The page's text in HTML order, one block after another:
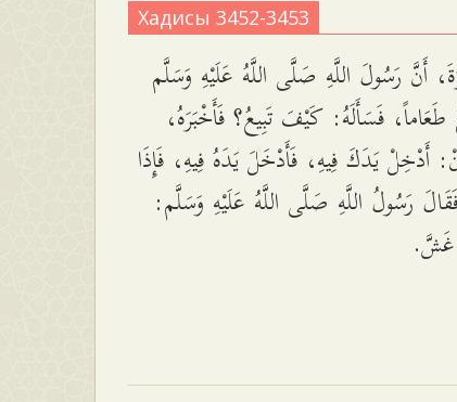
Хадисы 3452-3453
أَنَّ رَسُولَ اللَّهِ صَلَّى اللَّهُ عَلَيْهِ وَسَلَّم
فَسَأَلَهُ: كَيْفَ تَبِيعُ؟ فَأَخْبَرَهُ،
أَدْخِلْ يَدَكَ فِيهِ، فَأَدْخَلَ يَدَهُ فِيهِ، فَإِذَا
رَسُولُ اللَّهِ صَلَّى اللَّهُ عَلَيْهِ وَسَلَّم:
غَشَّ.